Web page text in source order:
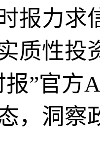
报力求
质性投
报”官方
，洞察